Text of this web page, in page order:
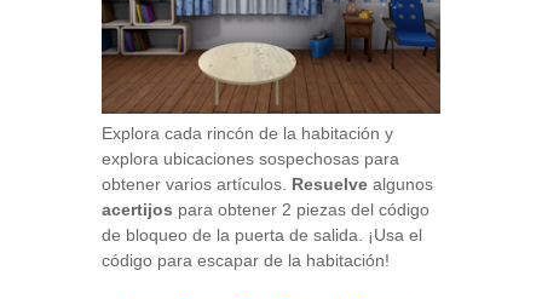
Explora cada rincón de la habitación y
explora ubicaciones sospechosas para
obtener varios artículos. Resuelve algunos
acertijos para obtener 2 piezas del código
de bloqueo de la puerta de salida. ¡Usa el
código para escapar de la habitación!